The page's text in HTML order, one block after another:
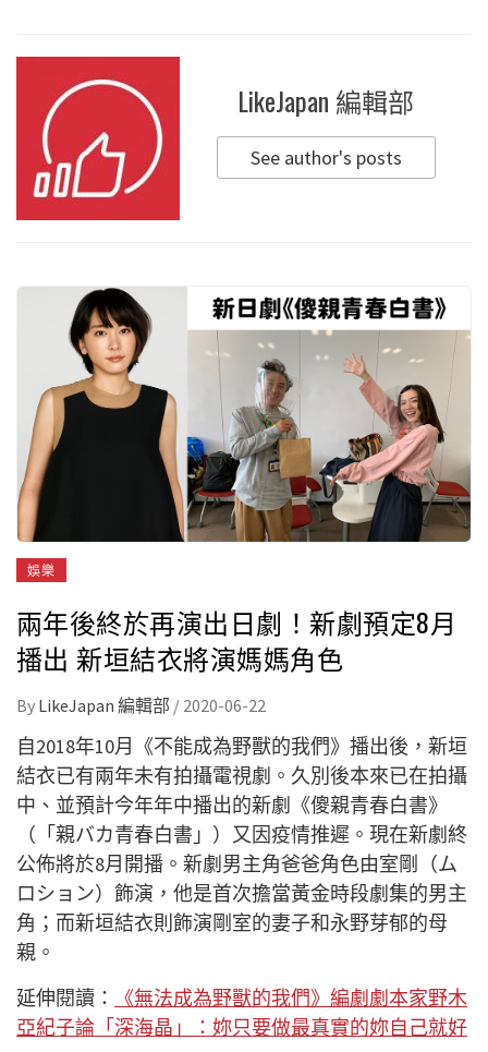
LikeJapan 編輯部
See author's posts
娛樂
兩年後終於再演出日劇！新劇預定8月
播出 新垣結衣將演媽媽角色
By LikeJapan 編輯部 / 2020-06-22
自2018年10月《不能成為野獸的我們》播出後，新垣
結衣已有兩年未有拍攝電視劇。久別後本來已在拍攝
中、並預計今年年中播出的新劇《傻親青春白書》
（「親バカ青春白書」）又因疫情推遲。現在新劇終
公佈將於8月開播。新劇男主角爸爸角色由室剛（ム
ロション）飾演，他是首次擔當黃金時段劇集的男主
角；而新垣結衣則飾演剛室的妻子和永野芽郁的母
親。
延伸閱讀：
《無法成為野獸的我們》編劇劇本家野木
亞紀子論「深海晶」：妳只要做最真實的妳自己就好